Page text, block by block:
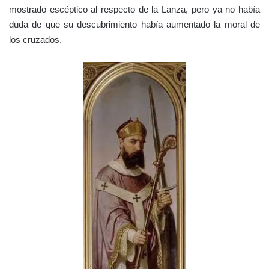
mostrado escéptico al respecto de la Lanza, pero ya no había
duda de que su descubrimiento había aumentado la moral de
los cruzados.